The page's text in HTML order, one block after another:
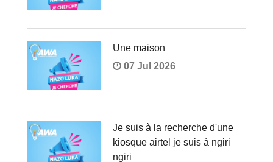
Une maison
07 Jul 2026
Je suis à la recherche d'une
kiosque airtel je suis à ngiri
ngiri